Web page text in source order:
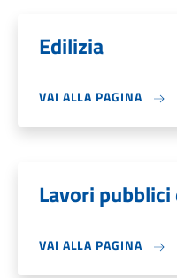
Edilizia
VAI ALLA PAGINA
Lavori
VAI ALLA PAGINA